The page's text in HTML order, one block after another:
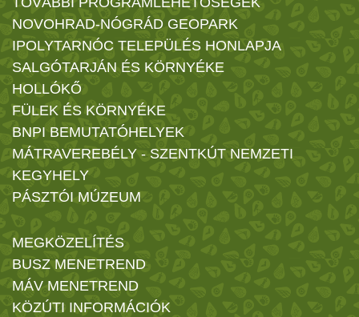
NOVOHRAD-NÓGRÁD GEOPARK
IPOLYTARNÓC TELEPÜLÉS HONLAPJA
SALGÓTARJÁN ÉS KÖRNYÉKE
HOLLÓKŐ
FÜLEK ÉS KÖRNYÉKE
BNPI BEMUTATÓHELYEK
MÁTRAVEREBÉLY - SZENTKÚT NEMZETI
KEGYHELY
PÁSZTÓI MÚZEUM
MEGKÖZELÍTÉS
BUSZ MENETREND
MÁV MENETREND
KÖZÚTI INFORMÁCIÓK